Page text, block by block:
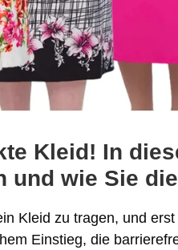
Kleid! In
und wie Sie
Kleid zu tragen, und
Einstieg, die